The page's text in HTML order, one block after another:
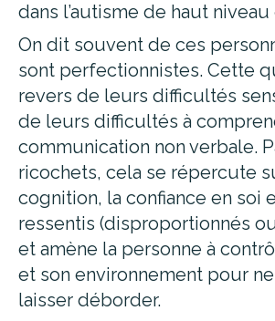
dans l’autisme de haut
On dit souvent de ces
sont perfectionnistes. Cette
revers de leurs difficultés
de leurs difficultés à
communication non verbale.
ricochets, cela se répercute
cognition, la confiance en soi
ressentis (disproportionnés
et amène la personne à
et son environnement pour
laisser déborder.